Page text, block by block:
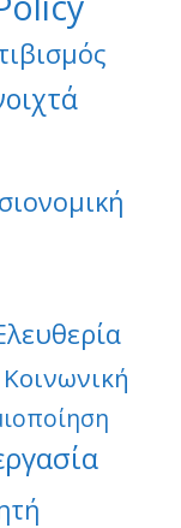
Κοινωνική